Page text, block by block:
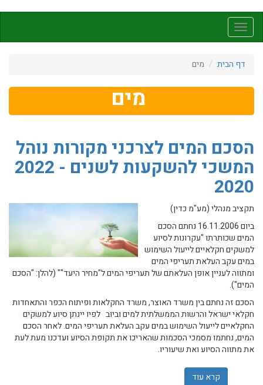
לתוכן
העיקריToggle
navigation
דף הבית
מים
מים
הסכם המים לצרכני מקורות נוהל
המשכי להשקעות לשנים - 2022
2020
תקציב מנהלי (מע"מ כדין)
ביום 16.11.2006 נחתם הסכם
המים שכותרתו "עקרונות לסיוע
למשקים חקלאיים לייעול השימוש
במים עקב העלאת תעריפי המים
ומתווה לעניין אופן העלאתם של תעריפי המים ל"מחיר היעד"" (להלן: "הסכם
המים").
הסכם זה נחתם בין משרד האוצר, משרד החקלאות ופיתוח הכפר והתאחדות
חקלאי ישראל והרשות הממשלתית למים וביוב לפיו יינתן סיוע למשקים
החקלאיים לייעול השימוש במים עקב העלאת תעריפי המים. לאחר הסכם
המים, נחתמו מסמכי הסכמות שהאריכו את תקופת הסיוע ועדכנו מעת לעת
את מתווה הסיוע ואת שיעוריו.
קרא עוד